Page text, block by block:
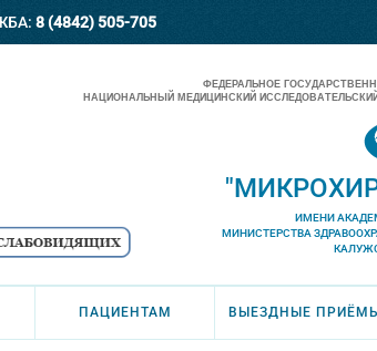
8 (4842) 505-705
ФЕДЕРАЛЬНОЕ
НАЦИОНАЛЬНЫЙ МЕДИЦИНСКИЙ
ИМЕНИ
МИНИСТЕРСТВА
ПАЦИЕНТАМ ВЫЕЗДНЫЕ ПРИЁМЫ